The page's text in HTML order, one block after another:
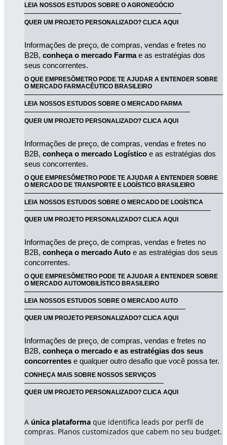
LEIA NOSSOS ESTUDOS SOBRE O AGRONEGÓCIO
QUER UM PROJETO PERSONALIZADO? CLICA AQUI
Informações de preço, de compras, vendas e fretes no
B2B, conheça o mercado Farma e as estratégias dos
seus concorrentes.
O QUE EMPRESÔMETRO PODE TE AJUDAR A ENTENDER SOBRE
O MERCADO FARMACÊUTICO BRASILEIRO
LEIA NOSSOS ESTUDOS SOBRE O MERCADO FARMA
QUER UM PROJETO PERSONALIZADO? CLICA AQUI
Informações de preço, de compras, vendas e fretes no
B2B, conheça o mercado Logístico e as estratégias dos
seus concorrentes.
O QUE EMPRESÔMETRO PODE TE AJUDAR A ENTENDER SOBRE
O MERCADO DE TRANSPORTE E LOGÍSTICO BRASILEIRO
LEIA NOSSOS ESTUDOS SOBRE O MERCADO DE LOGÍSTICA
QUER UM PROJETO PERSONALIZADO? CLICA AQUI
Informações de preço, de compras, vendas e fretes no
B2B, conheça o mercado Auto e as estratégias dos seus
concorrentes.
O QUE EMPRESÔMETRO PODE TE AJUDAR A ENTENDER SOBRE
O MERCADO AUTOMOBILÍSTICO BRASILEIRO
LEIA NOSSOS ESTUDOS SOBRE O MERCADO AUTO
QUER UM PROJETO PERSONALIZADO? CLICA AQUI
Informações de preço, de compras, vendas e fretes no
B2B, conheça o mercado e as estratégias dos seus
concorrentes e qualquer outro desafio que você possa ter.
CONHEÇA MAIS SOBRE NOSSOS SERVIÇOS
QUER UM PROJETO PERSONALIZADO? CLICA AQUI
A única plataforma que identifica leads por perfil de
compras. Planos customizados que cabem no seu budget.